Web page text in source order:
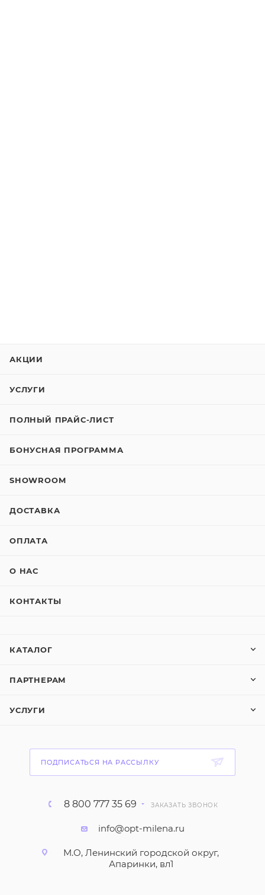
АКЦИИ
УСЛУГИ
ПОЛНЫЙ ПРАЙС-ЛИСТ
БОНУСНАЯ ПРОГРАММА
SHOWROOM
ДОСТАВКА
ОПЛАТА
О НАС
КОНТАКТЫ
КАТАЛОГ
ПАРТНЕРАМ
УСЛУГИ
ПОДПИСАТЬСЯ НА РАССЫЛКУ
8 800 777 35 69 ЗАКАЗАТЬ ЗВОНОК
info@opt-milena.ru
М.О, Ленинский городской округ,
Апаринки, вл1